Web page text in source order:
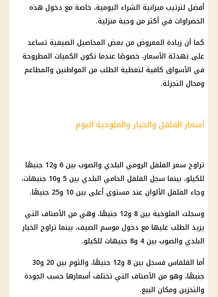
أفضل لترتيب ميزانية الشراء اليومية، خاصة مع دخول هذه
الخضراوات في أكثر من وجبة منزلية.
كما أن زيادة المعروض من بعض المحاصيل الصيفية تساعد
على تهدئة الأسعار، خصوصًا عندما تكون الكميات المطروحة
في الأسواق كافية لتغطية الطلب من المواطنين والمطاعم
ومحال التجزئة.
أسعار الفلفل والخيار والملوخية اليوم
تراوح سعر الفلفل الرومي البلدي والصوب بين 6 و12 جنيهًا
للكيلو، بينما سجل الفلفل الحامي البلدي بين 5 و10 جنيهات،
وجاء الفلفل الألوان عند مستوى أعلى بين 10 و25 جنيهًا.
وسجلت الملوخية بين 8 و12 جنيهًا، وهي من الأصناف التي
يزيد الطلب عليها مع دخول موسم الصيف، بينما تراوح الخيار
البلدي والصوب بين 4 و8 جنيهات للكيلو.
أما القلقاس فسجل بين 8 و12 جنيهًا، والثوم بين 20 و30
جنيهًا، وهو من الأصناف التي تختلف أسعارها حسب الجودة
والتخزين ومكان البيع.